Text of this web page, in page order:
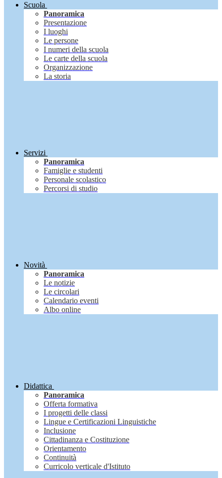
Scuola
Panoramica
Presentazione
I luoghi
Le persone
I numeri della scuola
Le carte della scuola
Organizzazione
La storia
Servizi
Panoramica
Famiglie e studenti
Personale scolastico
Percorsi di studio
Novità
Panoramica
Le notizie
Le circolari
Calendario eventi
Albo online
Didattica
Panoramica
Offerta formativa
I progetti delle classi
Lingue e Certificazioni Linguistiche
Inclusione
Cittadinanza e Costituzione
Orientamento
Continuità
Curricolo verticale d'Istituto